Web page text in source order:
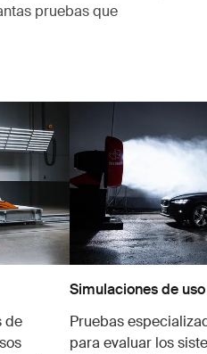
pruebas que
de
Simulaciones de
Pruebas
para evaluar los